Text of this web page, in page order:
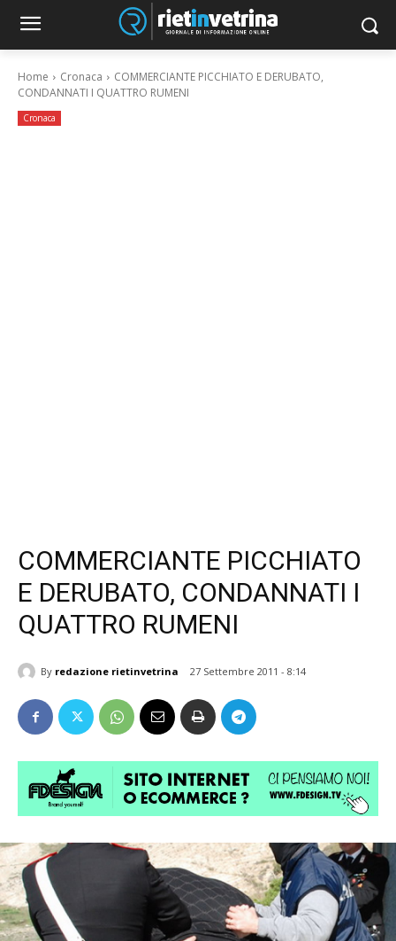
Home Cronaca
COMMERCIANTE PICCHIATO E DERUBATO,
CONDANNATI I QUATTRO RUMENI
Cronaca
COMMERCIANTE PICCHIATO
E DERUBATO, CONDANNATI I
QUATTRO RUMENI
By redazione rietinvetrina 27 Settembre 2011 - 8:14